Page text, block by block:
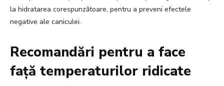
la hidratarea corespunzătoare, pentru a preveni efectele
negative ale caniculei.
Recomandări pentru a face
față temperaturilor ridicate